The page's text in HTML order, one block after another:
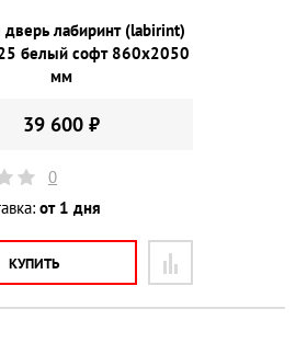
лабиринт (labirint)
белый софт 860х2050
мм
39 600 ₽
0
от 1 дня
КУПИТЬ